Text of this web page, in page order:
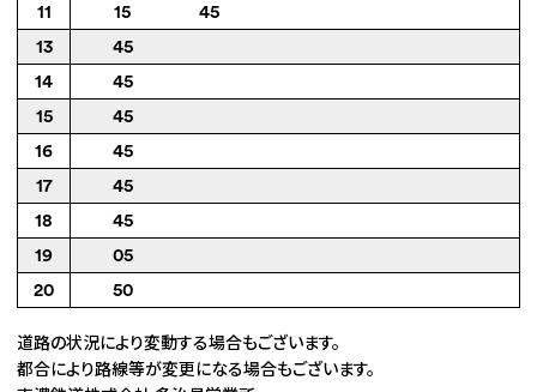
11
15
45
13
45
14
45
15
45
16
45
17
45
18
45
19
05
20
50
道路の状況により変動する場合もございます。
都合により路線等が変更になる場合もございます。